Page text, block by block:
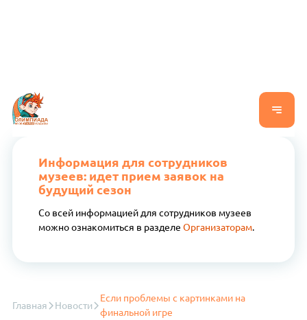
Информация для сотрудников
музеев: идет прием заявок на
будущий сезон
Со всей информацией для сотрудников музеев
можно ознакомиться в разделе Организаторам.
Главная Новости
Если проблемы с картинками на
финальной игре